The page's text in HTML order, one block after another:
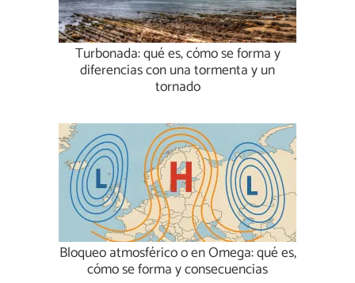
Turbonada: qué es, cómo se forma y
diferencias con una tormenta y un
tornado
Bloqueo atmosférico o en Omega: qué es,
cómo se forma y consecuencias